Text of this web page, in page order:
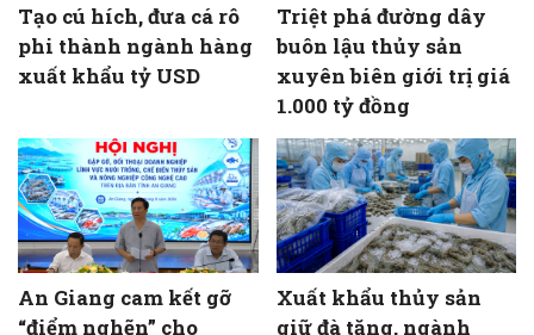
Tạo cú hích, đưa cá rô
phi thành ngành hàng
xuất khẩu tỷ USD
Triệt phá đường dây
buôn lậu thủy sản
xuyên biên giới trị giá
1.000 tỷ đồng
An Giang cam kết gỡ
“điểm nghẽn” cho
Xuất khẩu thủy sản
giữ đà tăng, ngành